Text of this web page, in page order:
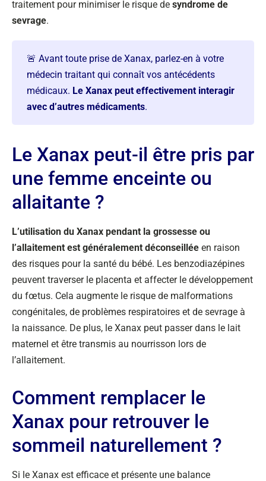
traitement pour minimiser le risque de syndrome de
sevrage.
🚨 Avant toute prise de Xanax, parlez-en à votre
médecin traitant qui connaît vos antécédents
médicaux. Le Xanax peut effectivement interagir
avec d’autres médicaments.
Le Xanax peut-il être pris par
une femme enceinte ou
allaitante ?
L’utilisation du Xanax pendant la grossesse ou
l’allaitement est généralement déconseillée en raison
des risques pour la santé du bébé. Les benzodiazépines
peuvent traverser le placenta et affecter le développement
du fœtus. Cela augmente le risque de malformations
congénitales, de problèmes respiratoires et de sevrage à
la naissance. De plus, le Xanax peut passer dans le lait
maternel et être transmis au nourrisson lors de
l’allaitement.
Comment remplacer le
Xanax pour retrouver le
sommeil naturellement ?
Si le Xanax est efficace et présente une balance